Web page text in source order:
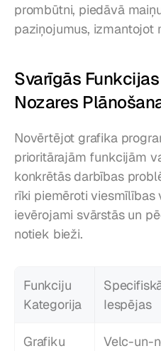
prombūtni, piedāvā
paziņojumus, izmantojot
Svarīgās
Nozares
Novērtējot grafika
prioritārajām funkcijām
konkrētās darbības
rīki piemēroti
ievērojami svārstās un
notiek bieži.
Funkciju
Kategorija
Iespējas
Grafiku
Velc-un-